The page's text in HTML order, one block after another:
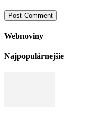
Webnoviny
Najpopulárnejšie